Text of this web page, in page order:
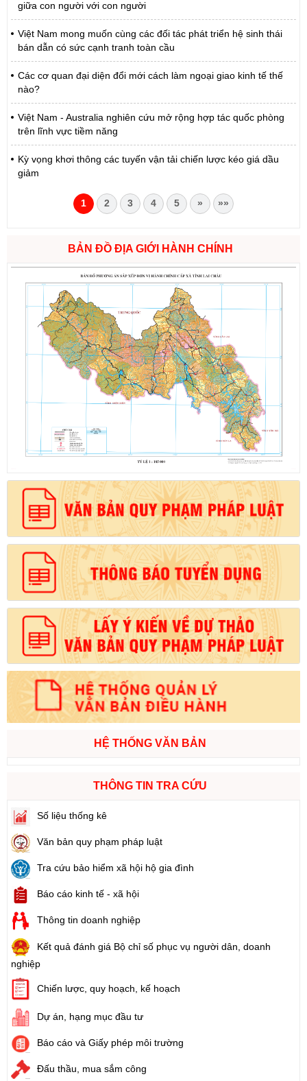
giữa con người với con người
Việt Nam mong muốn cùng các đối tác phát triển hệ sinh thái
bán dẫn có sức cạnh tranh toàn cầu
Các cơ quan đại diện đổi mới cách làm ngoại giao kinh tế thế
nào?
Việt Nam - Australia nghiên cứu mở rộng hợp tác quốc phòng
trên lĩnh vực tiềm năng
Kỳ vọng khơi thông các tuyến vận tải chiến lược kéo giá dầu
giảm
1 2 3 4 5 » »»
BẢN ĐỒ ĐỊA GIỚI HÀNH CHÍNH
HỆ THỐNG VĂN BẢN
THÔNG TIN TRA CỨU
Số liệu thống kê
Văn bản quy phạm pháp luật
Tra cứu bảo hiểm xã hội hộ gia đình
Báo cáo kinh tế - xã hội
Thông tin doanh nghiệp
Kết quả đánh giá Bộ chỉ số phục vụ người dân, doanh
nghiệp
Chiến lược, quy hoạch, kế hoạch
Dự án, hạng mục đầu tư
Báo cáo và Giấy phép môi trường
Đấu thầu, mua sắm công